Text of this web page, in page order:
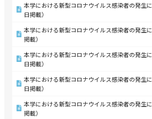
本学における新型コロナウイルス感染者の発生
日掲載）
本学における新型コロナウイルス感染者の発生
掲載）
本学における新型コロナウイルス感染者の発生
日掲載）
本学における新型コロナウイルス感染者の発生
日掲載）
本学における新型コロナウイルス感染者の発生
掲載）